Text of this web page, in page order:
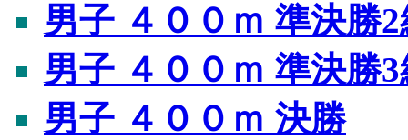
男子 ４００ｍ 準決勝
男子 ４００ｍ 準決勝
男子 ４００ｍ 決勝